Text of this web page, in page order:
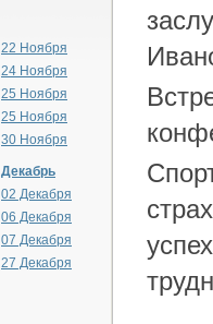
22 Ноября
24 Ноября
25 Ноября
25 Ноября
30 Ноября
Декабрь
02 Декабря
06 Декабря
07 Декабря
27 Декабря